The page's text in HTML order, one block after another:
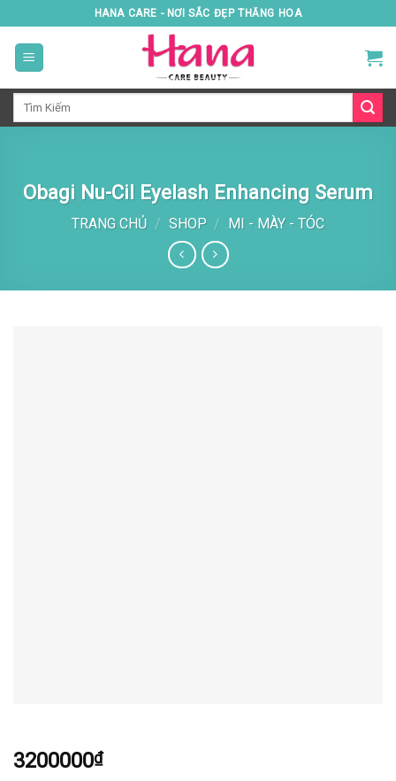
to
content
HANA CARE - NƠI SẮC ĐẸP THĂNG HOA
Tìm
Obagi Nu-Cil Eyelash Enhancing Serum
TRANG CHỦ / SHOP / MI - MÀY - TÓC
3200000₫